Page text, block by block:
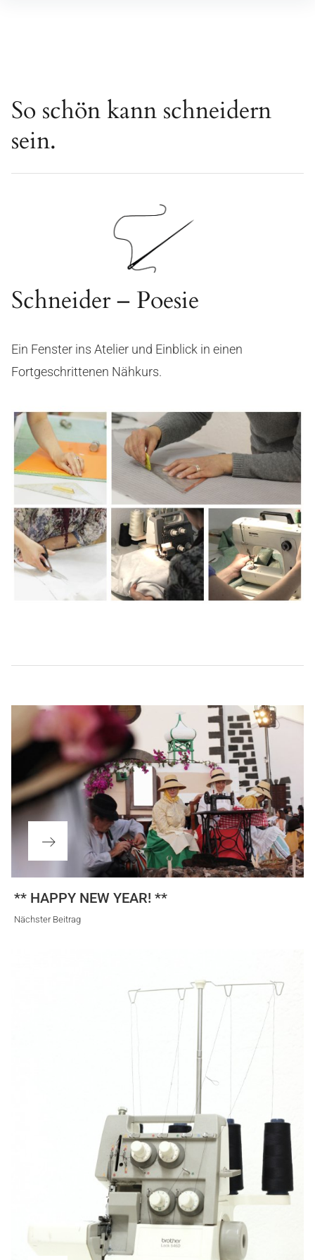
So schön kann schneidern
sein.
Schneider – Poesie
Ein Fenster ins Atelier und Einblick in einen
Fortgeschrittenen Nähkurs.
Nächster
Beitrag
** HAPPY NEW YEAR! **
Nächster Beitrag